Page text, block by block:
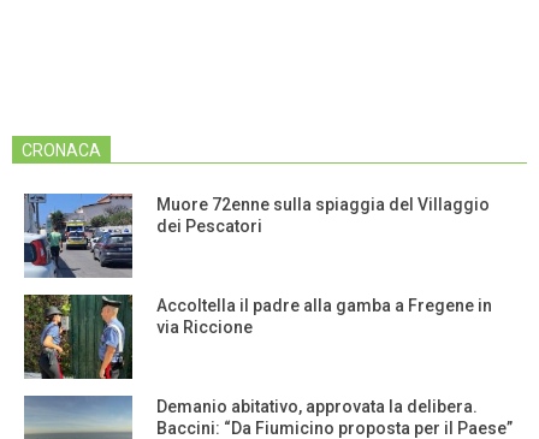
CRONACA
Muore 72enne sulla spiaggia del Villaggio
dei Pescatori
Accoltella il padre alla gamba a Fregene in
via Riccione
Demanio abitativo, approvata la delibera.
Baccini: “Da Fiumicino proposta per il Paese”